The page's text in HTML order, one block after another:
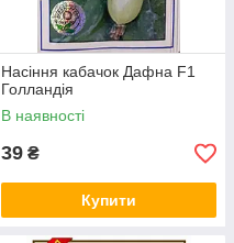
Насіння кабачок Дафна F1
Голландія
В наявності
39 ₴
Купити